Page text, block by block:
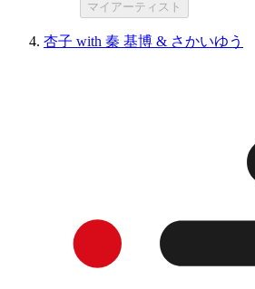
マイアーティスト
杏子 with 秦 基博 & さかいゆう